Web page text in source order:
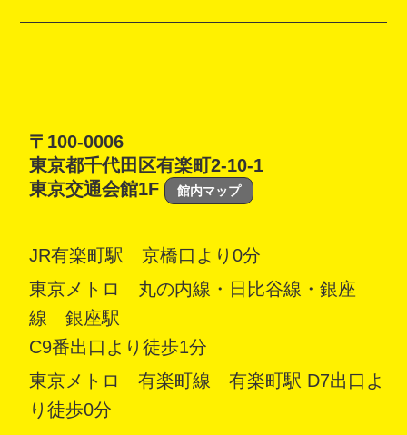
〒100-0006
東京都千代田区有楽町2-10-1
東京交通会館1F
館内マップ
JR有楽町駅 京橋口より0分
東京メトロ 丸の内線・日比谷線・銀座
線 銀座駅
C9番出口より徒歩1分
東京メトロ 有楽町線 有楽町駅 D7出口よ
り徒歩0分